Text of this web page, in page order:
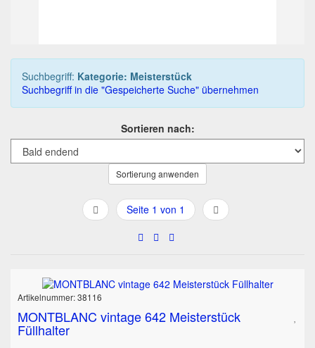
Suchbegriff: Kategorie: Meisterstück
Suchbegriff in die "Gespeicherte Suche" übernehmen
Sortieren nach:
Sortierung anwenden
Seite 1 von 1
Artikelnummer: 38116
MONTBLANC vintage 642 Meisterstück
Füllhalter